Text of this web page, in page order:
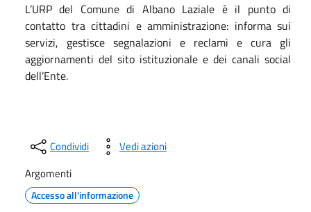
L’URP del Comune di Albano Laziale è il punto di
contatto tra cittadini e amministrazione: informa sui
servizi, gestisce segnalazioni e reclami e cura gli
aggiornamenti del sito istituzionale e dei canali social
dell’Ente.
Condividi
Vedi azioni
Argomenti
Accesso all'informazione